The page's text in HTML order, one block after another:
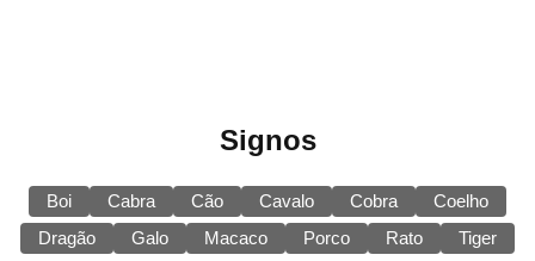
Signos
Boi Cabra Cão Cavalo Cobra
Coelho
Dragão
Galo Macaco Porco Rato Tiger